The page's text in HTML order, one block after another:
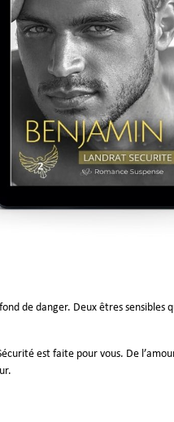
de danger. Deux êtres
est faite pour vous. De